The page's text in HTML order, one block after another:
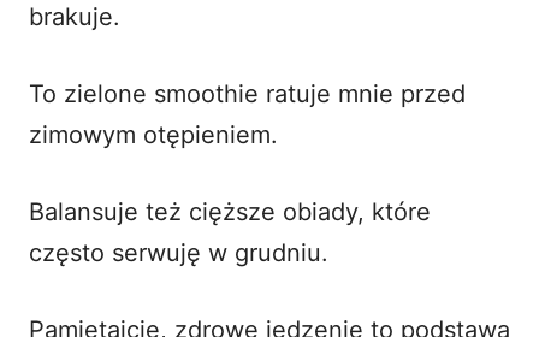
brakuje.
To zielone smoothie ratuje mnie przed
zimowym otępieniem.
Balansuje też cięższe obiady, które
często serwuję w grudniu.
Pamiętajcie, zdrowe jedzenie to podstawa